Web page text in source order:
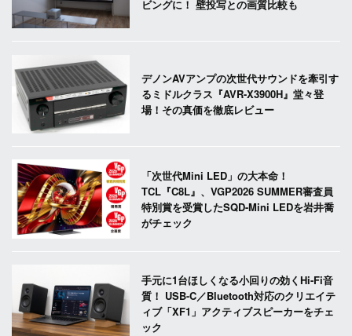
ビングに！ 壁投写との画質比較も
デノンAVアンプの次世代サウンドを牽引す
るミドルクラス『AVR-X3900H』堂々登
場！その真価を徹底レビュー
「次世代Mini LED」の大本命！
TCL『C8L』、VGP2026 SUMMER審査員
特別賞を受賞したSQD-Mini LEDを岩井喬
がチェック
手元に1台ほしくなる小回りの効くHi-Fi音
質！ USB-C／Bluetooth対応のクリエイテ
ィブ「XF1」アクティブスピーカーをチェ
ック